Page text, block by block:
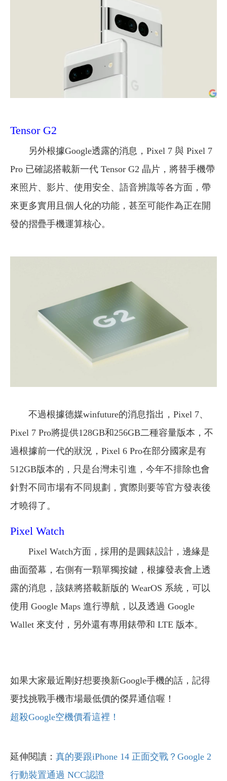
Tensor G2
另外根據Google透露的消息，Pixel 7 與 Pixel 7
Pro 已確認搭載新一代 Tensor G2 晶片，將替手機帶
來照片、影片、使用安全、語音辨識等各方面，帶
來更多實用且個人化的功能，甚至可能作為正在開
發的摺疊手機運算核心。
不過根據德媒winfuture的消息指出，Pixel 7、
Pixel 7 Pro將提供128GB和256GB二種容量版本，不
過根據前一代的狀況，Pixel 6 Pro在部分國家是有
512GB版本的，只是台灣未引進，今年不排除也會
針對不同市場有不同規劃，實際則要等官方發表後
才曉得了。
Pixel Watch
Pixel Watch方面，採用的是圓錶設計，邊緣是
曲面螢幕，右側有一顆單獨按鍵，根據發表會上透
露的消息，該錶將搭載新版的 WearOS 系統，可以
使用 Google Maps 進行導航，以及透過 Google
Wallet 來支付，另外還有專用錶帶和 LTE 版本。
如果大家最近剛好想要換新Google手機的話，記得
要找挑戰手機市場最低價的傑昇通信喔！
超殺Google空機價看這裡！
延伸閱讀： 真的要跟iPhone 14 正面交戰？Google 2
行動裝置通過 NCC認證